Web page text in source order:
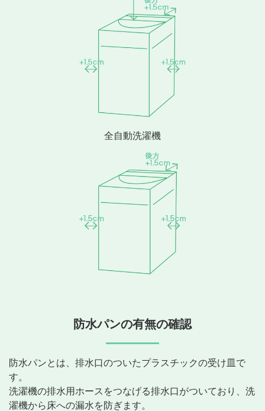
全自動洗濯機
防水パンの有無の確認
防水パンとは、排水口のついたプラスチックの受け皿で
す。
洗濯機の排水用ホースをつなげる排水口がついており、洗
濯機から床への漏水を防ぎます。